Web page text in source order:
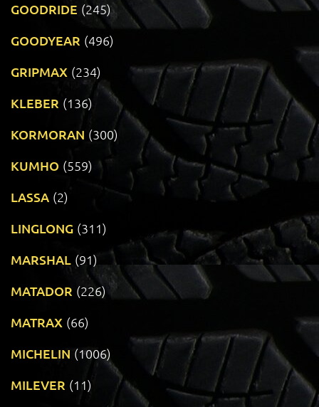
GOODRIDE (245)
GOODYEAR (496)
GRIPMAX (234)
KLEBER (136)
KORMORAN (300)
KUMHO (559)
LASSA (2)
LINGLONG (311)
MARSHAL (91)
MATADOR (226)
MATRAX (66)
MICHELIN (1006)
MILEVER (11)